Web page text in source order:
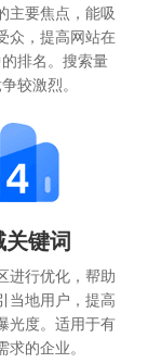
主要焦点，能吸
众，提高网站在
排名。搜索量
较激烈。
关键词
进行优化，帮助
当地用户，提高
光度。适用于有
求的企业。